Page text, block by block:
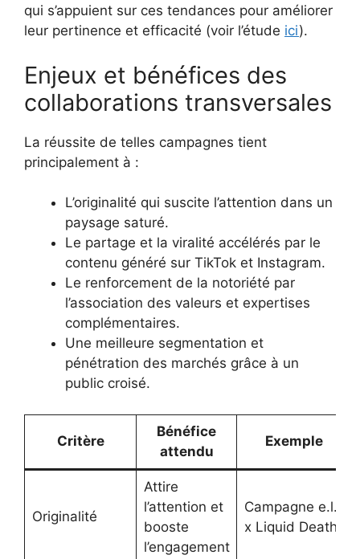
qui s’appuient sur ces tendances pour améliorer
leur pertinence et efficacité (voir l’étude ici).
Enjeux et bénéfices des
collaborations transversales
La réussite de telles campagnes tient
principalement à :
L’originalité qui suscite l’attention dans un
paysage saturé.
Le partage et la viralité accélérés par le
contenu généré sur TikTok et Instagram.
Le renforcement de la notoriété par
l’association des valeurs et expertises
complémentaires.
Une meilleure segmentation et
pénétration des marchés grâce à un
public croisé.
Critère
Bénéfice
attendu
Exemple
Originalité
Attire
l’attention et
booste
l’engagement
Campagne e.l.f
x Liquid Death